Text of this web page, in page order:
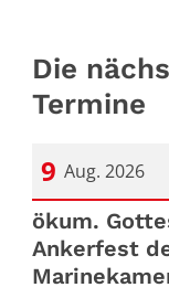
Die
Termine
9 Aug. 2026
Datum: 9.
ökum.
Ankerfest